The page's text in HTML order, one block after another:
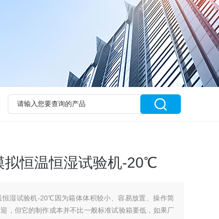
拟恒温恒湿试验机-20℃
恒湿试验机-20℃因为箱体体积较小、容易放置、操作简
，但它的制作成本并不比一般标准试验箱要低，如果厂